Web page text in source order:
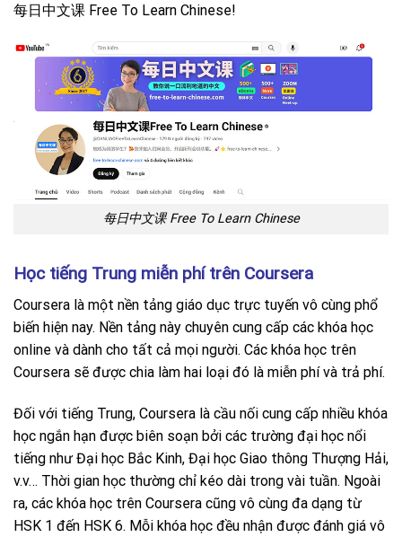
每日中文课 Free To Learn Chinese!
每日中文课 Free To Learn Chinese
Học tiếng Trung miễn phí trên Coursera
Coursera là một nền tảng giáo dục trực tuyến vô cùng phổ
biến hiện nay. Nền tảng này chuyên cung cấp các khóa học
online và dành cho tất cả mọi người. Các khóa học trên
Coursera sẽ được chia làm hai loại đó là miễn phí và trả phí.
Đối với tiếng Trung, Coursera là cầu nối cung cấp nhiều khóa
học ngắn hạn được biên soạn bởi các trường đại học nổi
tiếng như Đại học Bắc Kinh, Đại học Giao thông Thượng Hải,
v.v… Thời gian học thường chỉ kéo dài trong vài tuần. Ngoài
ra, các khóa học trên Coursera cũng vô cùng đa dạng từ
HSK 1 đến HSK 6. Mỗi khóa học đều nhận được đánh giá vô